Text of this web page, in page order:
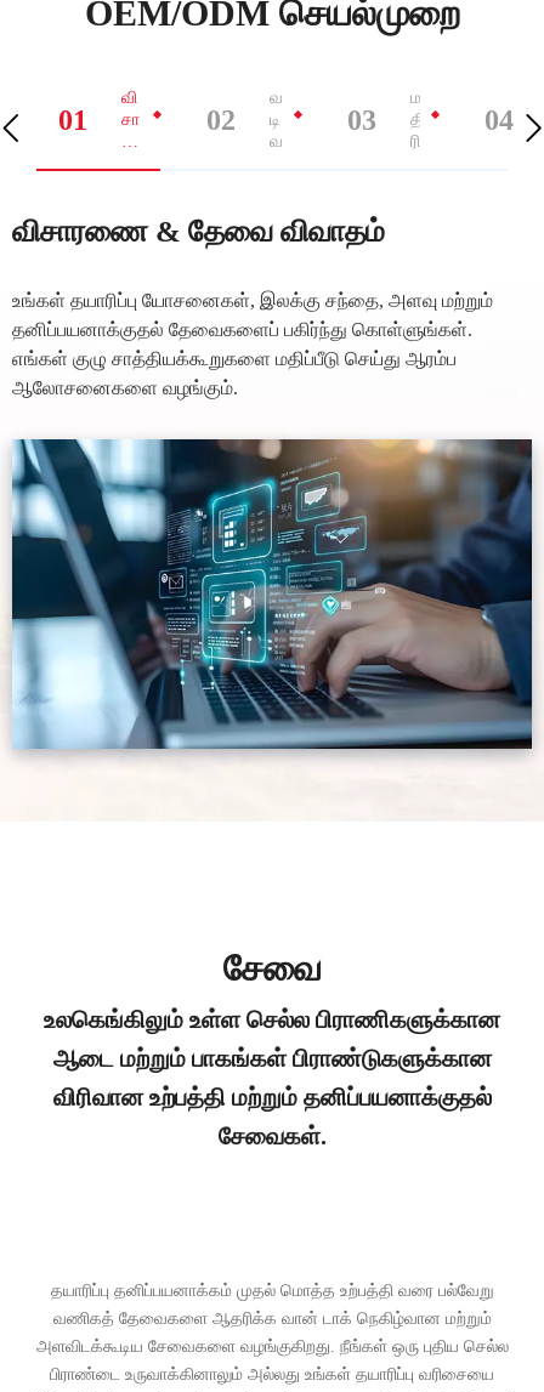
OEM/ODM செயல்முறை
01
வி
சா
வை
த
02
வ
டி
வ
ம
ம்
பொ
ரு
ள்
ப்
டு
த்
த
ல்
03
மா
தி
ரி
04
விசாரணை & தேவை விவாதம்
உங்கள் தயாரிப்பு யோசனைகள், இலக்கு சந்தை, அளவு மற்றும்
தனிப்பயனாக்குதல் தேவைகளைப் பகிர்ந்து கொள்ளுங்கள்.
எங்கள் குழு சாத்தியக்கூறுகளை மதிப்பீடு செய்து ஆரம்ப
ஆலோசனைகளை வழங்கும்.
சேவை
உலகெங்கிலும் உள்ள செல்ல பிராணிகளுக்கான
ஆடை மற்றும் பாகங்கள் பிராண்டுகளுக்கான
விரிவான உற்பத்தி மற்றும் தனிப்பயனாக்குதல்
சேவைகள்.
தயாரிப்பு தனிப்பயனாக்கம் முதல் மொத்த உற்பத்தி வரை பல்வேறு
வணிகத் தேவைகளை ஆதரிக்க வான் டாக் நெகிழ்வான மற்றும்
அளவிடக்கூடிய சேவைகளை வழங்குகிறது. நீங்கள் ஒரு புதிய செல்ல
பிராண்டை உருவாக்கினாலும் அல்லது உங்கள் தயாரிப்பு வரிசையை